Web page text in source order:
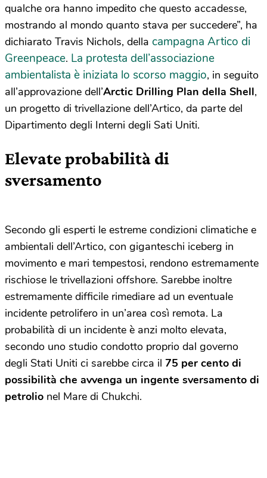
qualche ora hanno impedito che questo accadesse,
mostrando al mondo quanto stava per succedere”, ha
dichiarato Travis Nichols, della campagna Artico di
Greenpeace. La protesta dell’associazione
ambientalista è iniziata lo scorso maggio, in seguito
all’approvazione dell’Arctic Drilling Plan della Shell,
un progetto di trivellazione dell’Artico, da parte del
Dipartimento degli Interni degli Sati Uniti.
Elevate probabilità di
sversamento
Secondo gli esperti le estreme condizioni climatiche e
ambientali dell’Artico, con giganteschi iceberg in
movimento e mari tempestosi, rendono estremamente
rischiose le trivellazioni offshore. Sarebbe inoltre
estremamente difficile rimediare ad un eventuale
incidente petrolifero in un’area così remota. La
probabilità di un incidente è anzi molto elevata,
secondo uno studio condotto proprio dal governo
degli Stati Uniti ci sarebbe circa il 75 per cento di
possibilità che avvenga un ingente sversamento di
petrolio nel Mare di Chukchi.